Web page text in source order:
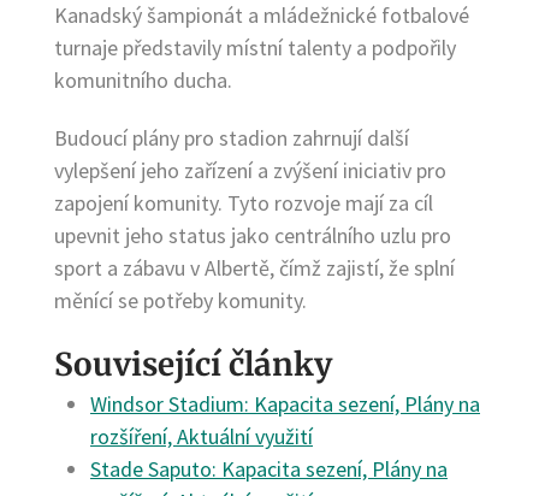
Kanadský šampionát a mládežnické fotbalové
turnaje představily místní talenty a podpořily
komunitního ducha.
Budoucí plány pro stadion zahrnují další
vylepšení jeho zařízení a zvýšení iniciativ pro
zapojení komunity. Tyto rozvoje mají za cíl
upevnit jeho status jako centrálního uzlu pro
sport a zábavu v Albertě, čímž zajistí, že splní
měnící se potřeby komunity.
Související články
Windsor Stadium: Kapacita sezení, Plány na
rozšíření, Aktuální využití
Stade Saputo: Kapacita sezení, Plány na